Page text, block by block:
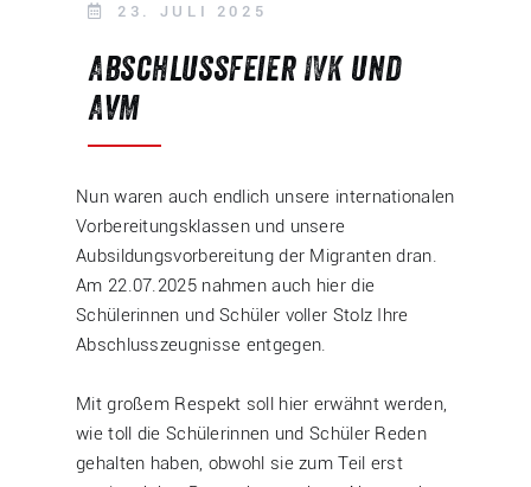
23. JULI 2025
Abschlussfeier IVK und
AvM
Nun waren auch endlich unsere internationalen
Vorbereitungsklassen und unsere
Aubsildungsvorbereitung der Migranten dran.
Am 22.07.2025 nahmen auch hier die
Schülerinnen und Schüler voller Stolz Ihre
Abschlusszeugnisse entgegen.
Mit großem Respekt soll hier erwähnt werden,
wie toll die Schülerinnen und Schüler Reden
gehalten haben, obwohl sie zum Teil erst